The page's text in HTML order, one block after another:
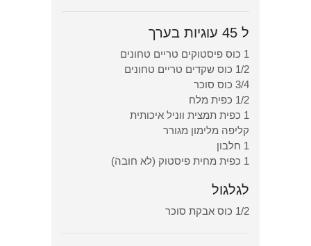
ל 45 עוגיות בערך
1 כוס פיסטוקים טריים טחונים
1/2 כוס שקדים טריים טחונים
3/4 כוס סוכר
1/2 כפית מלח
1 כפית תמצית ווניל איכותית
קליפה מלימון מגורר
1 חלבון
1 כפית מחית פיסטוק (לא חובה)
לגלגול
1/2 כוס אבקת סוכר